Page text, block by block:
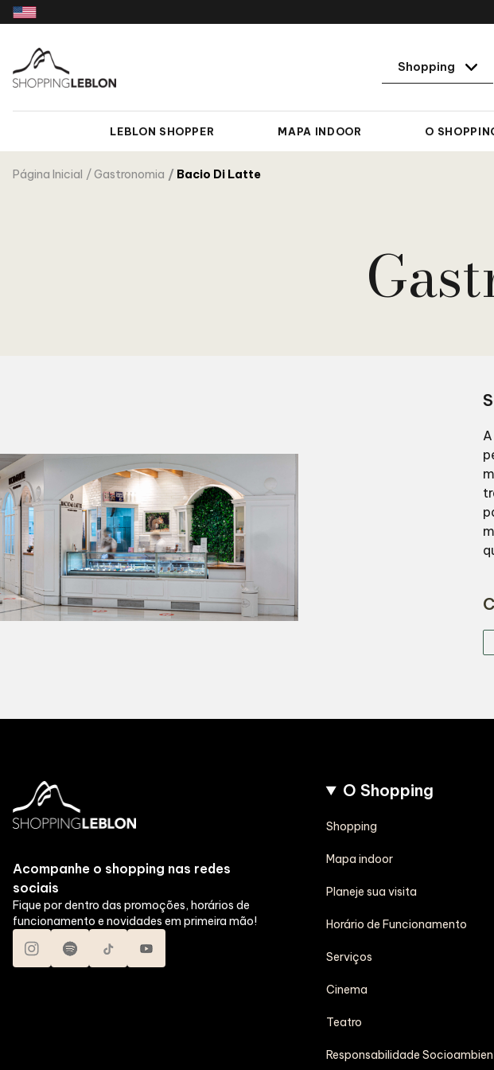
LEBLON SHOPPER MAPA INDOOR O
Página Inicial Gastronomia Bacio Di Latte
Acompanhe o shopping nas redes
sociais
Fique por dentro das promoções, horários de
funcionamento e novidades em primeira mão!
O Shopping
Shopping
Mapa indoor
Planeje sua visita
Horário de Funcionamento
Serviços
Cinema
Teatro
Responsabilidade